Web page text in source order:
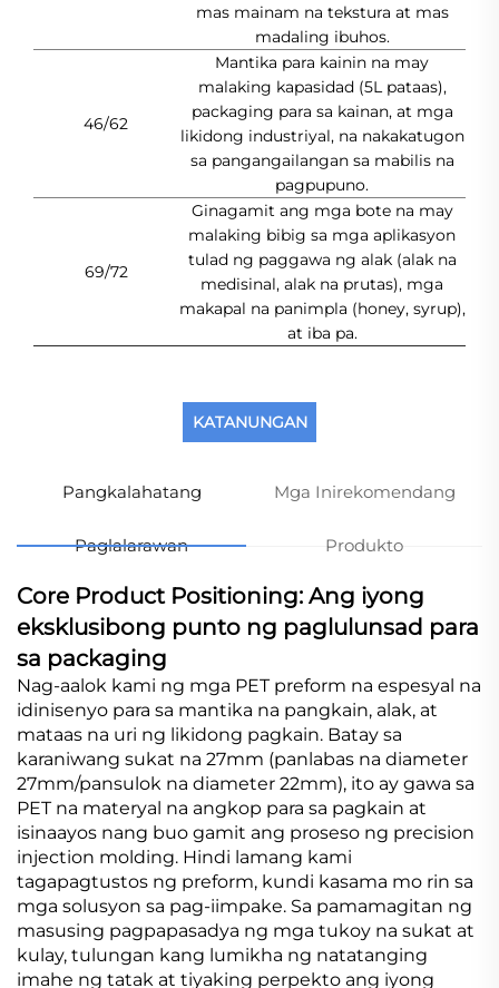
mas mainam na tekstura at mas
madaling ibuhos.
46/62
Mantika para kainin na may
malaking kapasidad (5L pataas),
packaging para sa kainan, at mga
likidong industriyal, na nakakatugon
sa pangangailangan sa mabilis na
pagpupuno.
69/72
Ginagamit ang mga bote na may
malaking bibig sa mga aplikasyon
tulad ng paggawa ng alak (alak na
medisinal, alak na prutas), mga
makapal na panimpla (honey, syrup),
at iba pa.
KATANUNGAN
Pangkalahatang
Paglalarawan
Mga Inirekomendang
Produkto
Core Product Positioning: Ang iyong
eksklusibong punto ng paglulunsad para
sa packaging
Nag-aalok kami ng mga PET preform na espesyal na
idinisenyo para sa mantika na pangkain, alak, at
mataas na uri ng likidong pagkain. Batay sa
karaniwang sukat na 27mm (panlabas na diameter
27mm/pansulok na diameter 22mm), ito ay gawa sa
PET na materyal na angkop para sa pagkain at
isinaayos nang buo gamit ang proseso ng precision
injection molding. Hindi lamang kami
tagapagtustos ng preform, kundi kasama mo rin sa
mga solusyon sa pag-iimpake. Sa pamamagitan ng
masusing pagpapasadya ng mga tukoy na sukat at
kulay, tulungan kang lumikha ng natatanging
imahe ng tatak at tiyaking perpekto ang iyong